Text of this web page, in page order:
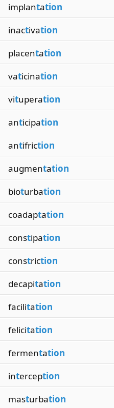
implantation
inactivation
placentation
vaticination
vituperation
anticipation
antifriction
augmentation
bioturbation
coadaptation
constipation
constriction
decapitation
facilitation
felicitation
fermentation
interception
masturbation